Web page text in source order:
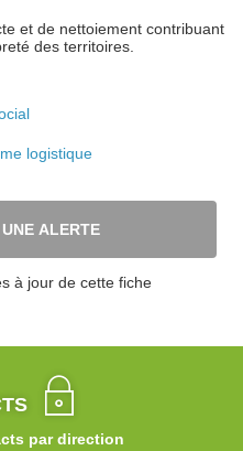
et de nettoiement contribuant
des territoires.
logistique
ALERTE
à jour de cette fiche
par direction